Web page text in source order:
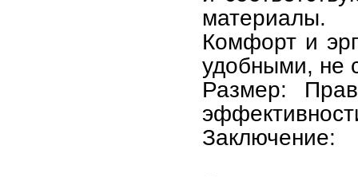
материалы.
Комфорт и
удобными, не
Размер:
Заключение: